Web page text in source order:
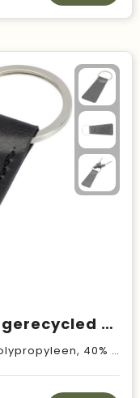
Puky sleutelhanger van gerecycled plastic
40% IJzer